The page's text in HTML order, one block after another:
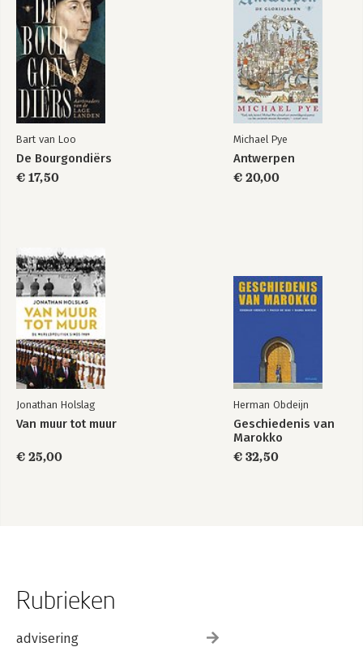
Bart van Loo
De Bourgondiërs
€ 17,50
Michael Pye
Antwerpen
€ 20,00
Jonathan Holslag
Van muur tot muur
€ 25,00
Herman Obdeijn
Geschiedenis van
Marokko
€ 32,50
Rubrieken
advisering